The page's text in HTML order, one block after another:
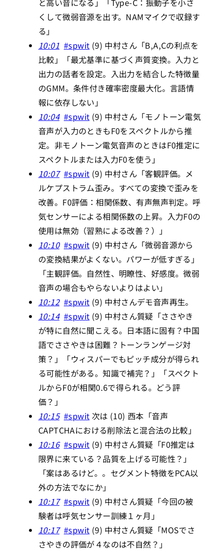
と高い音になる」「Type-C：振動子を小さ
くして微弱音源を出す。NAMマイクで収録す
る」
10:01 #spwit (9) 中村さん「B,A,Cの利点を
比較」「最尤基準に基づく声質変換。入力と
出力の話者を設定。入出力を結合した特徴量
のGMM。条件付き確率密度最大化。言語情
報に依存しない」
10:04 #spwit (9) 中村さん「モノトーン電気
音声が入力のときもF0をスペクトルから推
定。非モノトーン電気音声のときはF0推定に
スペクトルまたは入力F0を使う」
10:07 #spwit (9) 中村さん「客観評価。メ
ルケプストラム歪み。すべての変換で歪みを
改善。F0評価：相関係数、有声無声判定。呼
気センサーによる相関係数の上昇。入力F0の
使用は無効（習熟による改善？）」
10:10 #spwit (9) 中村さん「微弱音源から
の変換結果がよくない。パワーが低すぎる」
「主観評価。自然性、明瞭性、好感度。微弱
音声の場合もやらないよりはよい」
10:12 #spwit (9) 中村さんデモ音声再生。
10:14 #spwit (9) 中村さん質疑「ささやき
が特に自然に聞こえる。日本語に固有？中国
語でささやきは困難？トーンランゲージ対
策？」「ウィスパーでもピッチ成分が得られ
る可能性がある。知識で補完？」「スペクト
ルからF0が相関0.6で得られる。どう評
価？」
10:15 #spwit 次は (10) 西本「音声
CAPTCHAにおける削除法と混合法の比較」
10:16 #spwit (9) 中村さん質疑「F0推定は
限界に来ている？品質を上げる可能性？」
「案はあるけど。。セグメント特徴をPCA以
外の方法でなにか」
10:17 #spwit (9) 中村さん質疑「今回の被
験者は呼気センサー訓練１ヶ月」
10:17 #spwit (9) 中村さん質疑「MOSでさ
さやきの評価が４なのは不自然？」